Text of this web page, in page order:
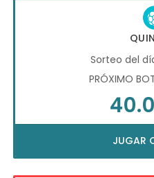
Sorteo del
PRÓXIMO
JUGAR